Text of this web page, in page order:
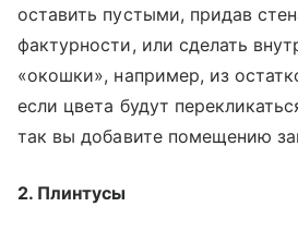
оставить пустыми, придав
фактурности, или сделать
«окошки», например, из
если цвета будут
так вы добавите помещению
2. Плинтусы